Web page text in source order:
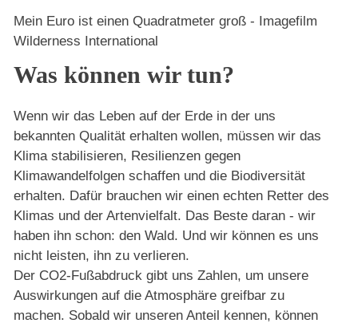
Mein Euro ist einen Quadratmeter groß - Imagefilm
Wilderness International
Was können wir tun?
Wenn wir das Leben auf der Erde in der uns
bekannten Qualität erhalten wollen, müssen wir das
Klima stabilisieren, Resilienzen gegen
Klimawandelfolgen schaffen und die Biodiversität
erhalten. Dafür brauchen wir einen echten Retter des
Klimas und der Artenvielfalt. Das Beste daran - wir
haben ihn schon: den Wald. Und wir können es uns
nicht leisten, ihn zu verlieren.
Der CO2-Fußabdruck gibt uns Zahlen, um unsere
Auswirkungen auf die Atmosphäre greifbar zu
machen. Sobald wir unseren Anteil kennen, können